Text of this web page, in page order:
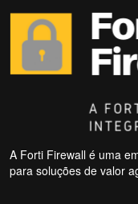
A Forti Firewall é uma
para soluções de valor